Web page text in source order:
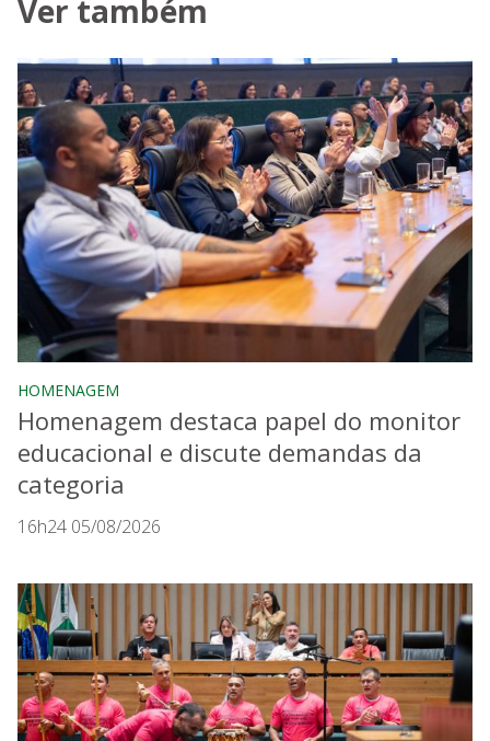
Ver também
HOMENAGEM
Homenagem destaca papel do monitor
educacional e discute demandas da
categoria
16h24 05/08/2026